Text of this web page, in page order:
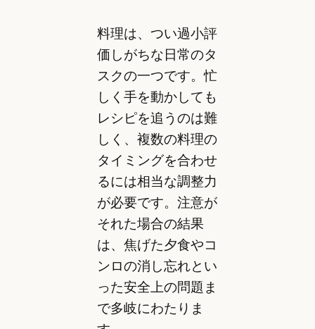
料理は、つい過小評
価しがちな日常のタ
スクの一つです。忙
しく手を動かしても
レシピを追うのは難
しく、複数の料理の
タイミングを合わせ
るには相当な調整力
が必要です。注意が
それた場合の結果
は、焦げた夕食やコ
ンロの消し忘れとい
った安全上の問題ま
で多岐にわたりま